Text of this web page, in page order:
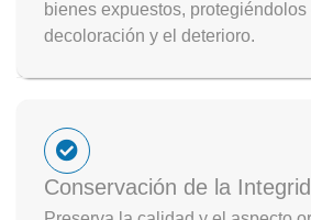
bienes expuestos, protegiéndolos
decoloración y el deterioro.
Conservación de la